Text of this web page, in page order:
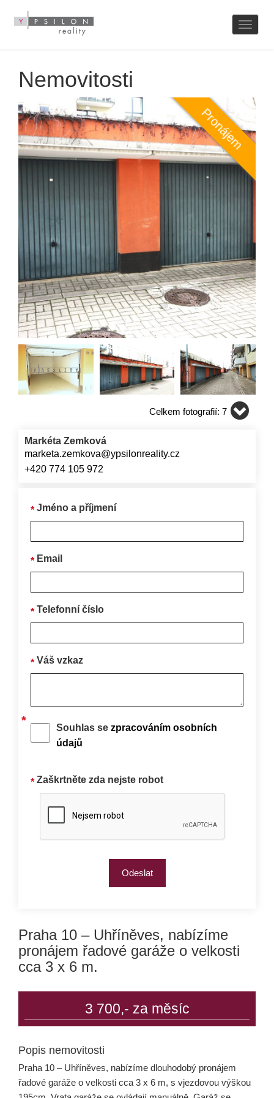
Nemovitosti
Pronájem
Celkem fotografií: 7
Markéta Zemková
marketa.zemkova@ypsilonreality.cz
+420 774 105 972
Jméno a příjmení
Email
Telefonní číslo
Váš vzkaz
Souhlas se zpracováním osobních
údajů
Zaškrtněte zda nejste robot
Praha 10 – Uhříněves, nabízíme
pronájem řadové garáže o velkosti
cca 3 x 6 m.
3 700,- za měsíc
Popis nemovitosti
Praha 10 – Uhříněves, nabízíme dlouhodobý pronájem
řadové garáže o velkosti cca 3 x 6 m, s vjezdovou výškou